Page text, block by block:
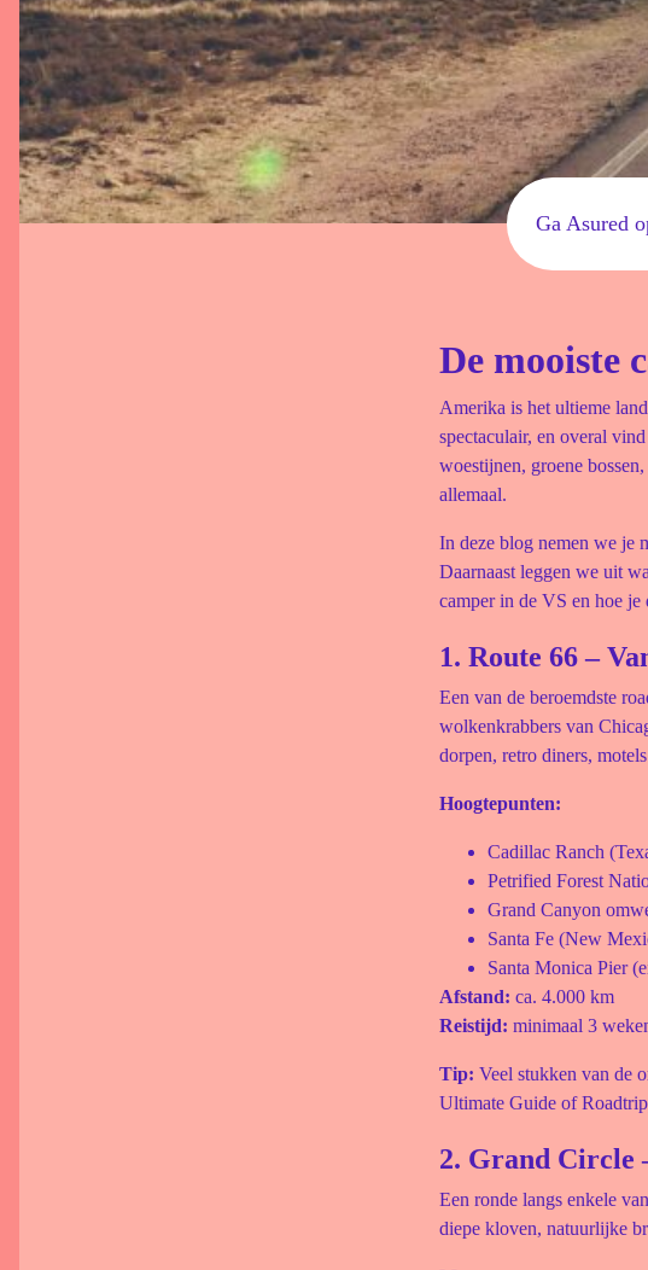
Ga Asured
De mooiste
Amerika is het ultieme
spectaculair, en overal
woestijnen, groene
allemaal.
In deze blog nemen we je
Daarnaast leggen we uit
camper in de VS en hoe
1. Route 66 –
Een van de beroemdste
wolkenkrabbers van
dorpen, retro diners,
Hoogtepunten:
Cadillac Ranch
Petrified Forest
Grand Canyon
Santa Fe (New
Santa Monica Pier
Afstand: ca. 4.000 km
Reistijd: minimaal 3
Tip: Veel stukken van de
Ultimate Guide of
2. Grand Circle
Een ronde langs enkele
diepe kloven, natuurlijke